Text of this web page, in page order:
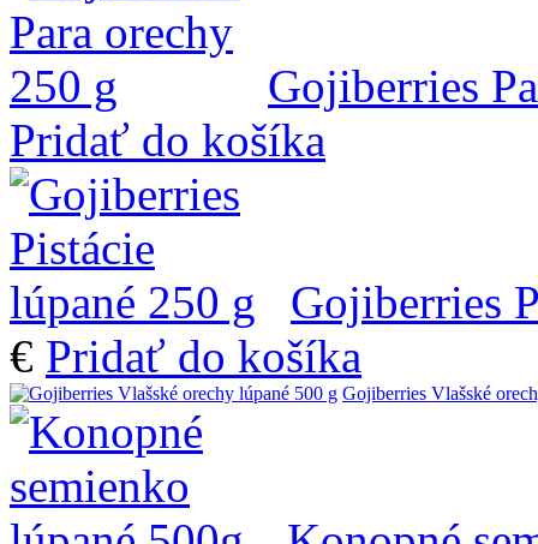
Gojiberries
Pridať do košíka
Gojiberries
€ Pridať do košíka
Gojiberries Vlašské